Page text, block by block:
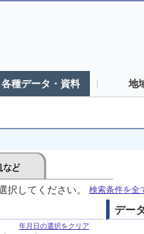
各種データ・資料 地
してください。 検索条件を全
年月日の選択をクリア
デー